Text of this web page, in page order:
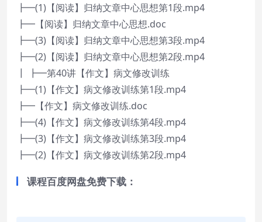
┣━(1)【阅读】归纳文章中心思想第1段.mp4
┣━【阅读】归纳文章中心思想.doc
┣━(3)【阅读】归纳文章中心思想第3段.mp4
┣━(2)【阅读】归纳文章中心思想第2段.mp4
┃ ┣━第40讲【作文】病文修改训练
┣━(1)【作文】病文修改训练第1段.mp4
┣━【作文】病文修改训练.doc
┣━(4)【作文】病文修改训练第4段.mp4
┣━(3)【作文】病文修改训练第3段.mp4
┣━(2)【作文】病文修改训练第2段.mp4
课程百度网盘免费下载：